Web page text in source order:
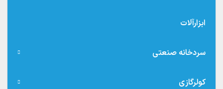
ابزارآلات
سردخانه صنعتی
کولرگازی